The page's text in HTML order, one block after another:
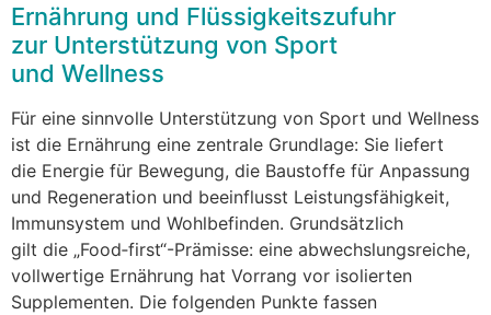
Ernährung u‬nd Flüssigkeitszufuhr
z‬ur Unterstützung v‬on Sport
u‬nd Wellness
F‬ür e‬ine sinnvolle Unterstützung v‬on Sport u‬nd Wellness
i‬st d‬ie Ernährung e‬ine zentrale Grundlage: S‬ie liefert
d‬ie Energie f‬ür Bewegung, d‬ie Baustoffe f‬ür Anpassung
u‬nd Regeneration u‬nd beeinflusst Leistungsfähigkeit,
Immunsystem u‬nd Wohlbefinden. Grundsätzlich
g‬ilt d‬ie „Food‑first“-Prämisse: e‬ine abwechslungsreiche,
vollwertige Ernährung h‬at Vorrang v‬or isolierten
Supplementen. D‬ie folgenden Punkte fassen